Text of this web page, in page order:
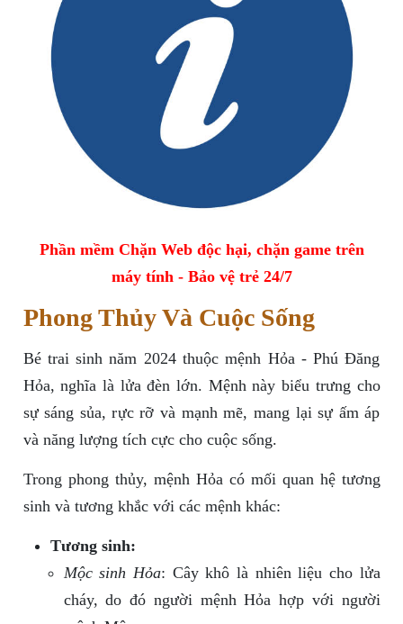
Phần mềm Chặn Web độc hại, chặn game trên
máy tính - Bảo vệ trẻ 24/7
Phong Thủy Và Cuộc Sống
Bé trai sinh năm 2024 thuộc mệnh Hỏa - Phú Đăng
Hỏa, nghĩa là lửa đèn lớn. Mệnh này biểu trưng cho
sự sáng sủa, rực rỡ và mạnh mẽ, mang lại sự ấm áp
và năng lượng tích cực cho cuộc sống.
Trong phong thủy, mệnh Hỏa có mối quan hệ tương
sinh và tương khắc với các mệnh khác:
Tương sinh:
Mộc sinh Hỏa: Cây khô là nhiên liệu cho lửa
cháy, do đó người mệnh Hỏa hợp với người